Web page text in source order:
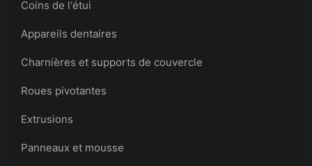
Coins de l'étui
Appareils dentaires
Charnières et supports de couvercle
Roues pivotantes
Extrusions
Panneaux et mousse